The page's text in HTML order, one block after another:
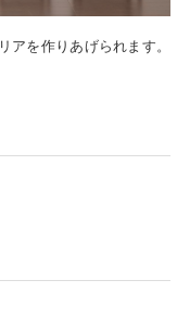
アを作りあげられます。